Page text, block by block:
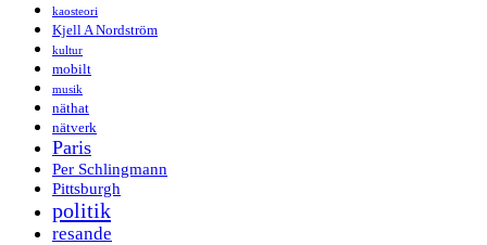
kaosteori
Kjell A Nordström
kultur
mobilt
musik
näthat
nätverk
Paris
Per Schlingmann
Pittsburgh
politik
resande